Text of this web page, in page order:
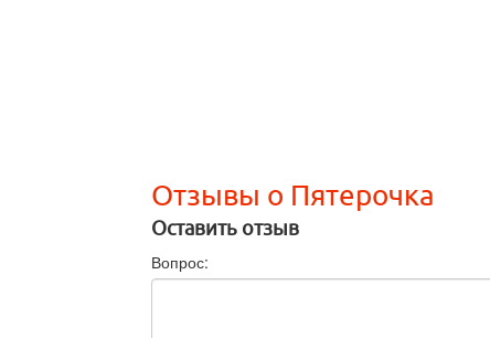
Отзывы о Пятерочка
Оставить отзыв
Вопрос: